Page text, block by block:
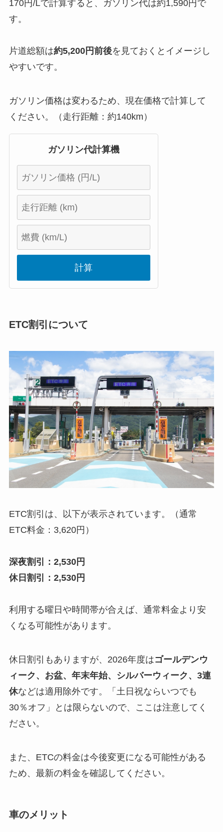
170円/Lで計算すると、ガソリン代は約1,590円で
す。
片道総額は約5,200円前後を見ておくとイメージし
やすいです。
ガソリン価格は変わるため、現在価格で計算して
ください。（走行距離：約140km）
ガソリン代計算機
計算
ETC割引について
ETC割引は、以下が表示されています。（通常
ETC料金：3,620円）
深夜割引：2,530円
休日割引：2,530円
利用する曜日や時間帯が合えば、通常料金より安
くなる可能性があります。
休日割引もありますが、2026年度はゴールデンウ
ィーク、お盆、年末年始、シルバーウィーク、3連
休などは適用除外です。「土日祝ならいつでも
30％オフ」とは限らないので、ここは注意してく
ださい。
また、ETCの料金は今後変更になる可能性がある
ため、最新の料金を確認してください。
車のメリット